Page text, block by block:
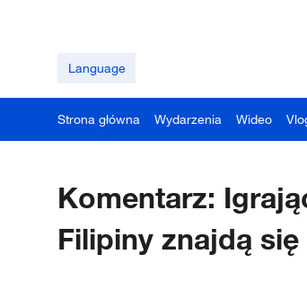
Language
Strona główna Wydarzenia Wideo
Komentarz:
Filipiny znajdą